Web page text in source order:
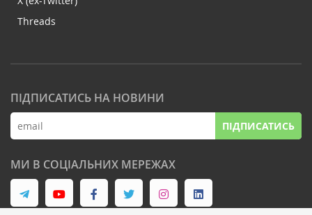
Threads
ПІДПИСАТИСЬ НА НОВИНИ
ПІДПИСАТИСЬ
МИ В СОЦІАЛЬНИХ МЕРЕЖАХ